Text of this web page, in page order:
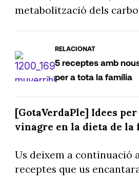
metabolització dels
RELACIONAT
5 receptes amb
per a tota la família
[GotaVerdaPle] Idees
vinagre en la dieta de la
Us deixem a continuació
receptes que us